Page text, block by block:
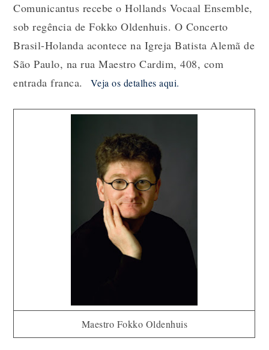
Comunicantus recebe o Hollands Vocaal Ensemble,
sob regência de Fokko Oldenhuis. O Concerto
Brasil-Holanda acontece na Igreja Batista Alemã de
São Paulo, na rua Maestro Cardim, 408, com
entrada franca.
Veja os detalhes aqui.
Maestro Fokko Oldenhuis